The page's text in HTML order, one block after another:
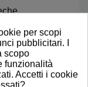
per scopi
pubblicitari. I
scopo
funzionalità
Accetti i cookie